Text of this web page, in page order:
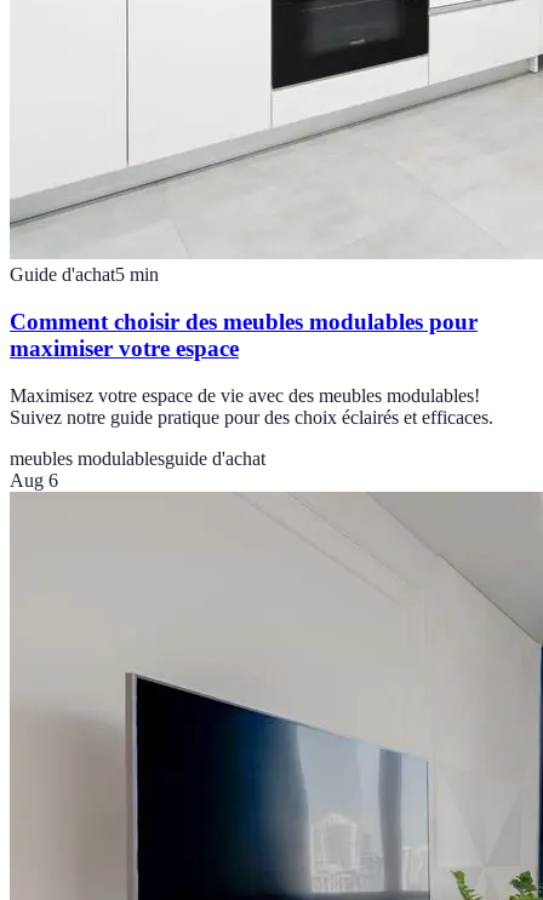
Guide d'achat5 min
Comment choisir des meubles modulables pour
maximiser votre espace
Maximisez votre espace de vie avec des meubles modulables!
Suivez notre guide pratique pour des choix éclairés et efficaces.
meubles modulablesguide d'achat
Aug 6